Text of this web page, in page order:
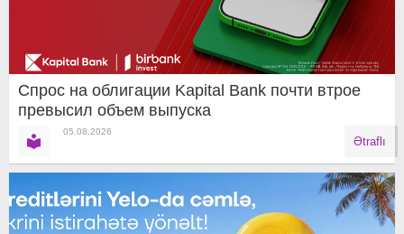
Спрос на облигации Kapital Bank почти втрое
превысил объем выпуска
05.08.2026
Ətraflı